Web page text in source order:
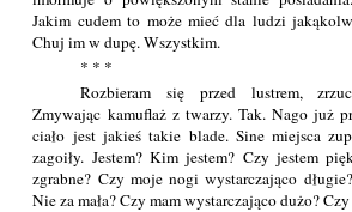
Jakim cudem to może mieć dla ludzi
Chuj im w dupę. Wszystkim.
* * *
Rozbieram się przed lustrem,
Zmywając kamuflaż z twarzy. Tak. Nago już
ciało jest jakieś takie blade. Sine miejsca
zagoiły. Jestem? Kim jestem? Czy jestem
zgrabne? Czy moje nogi wystarczająco
Nie za mała? Czy mam wystarczająco dużo?